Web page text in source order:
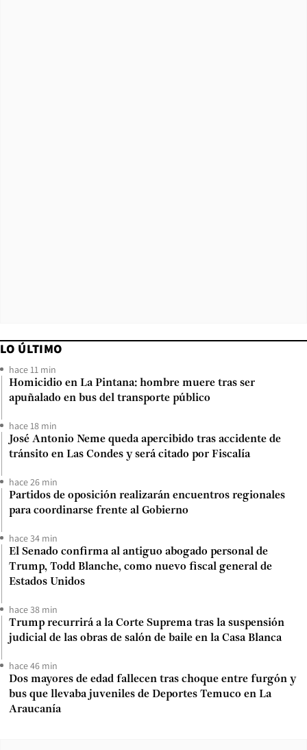
LO ÚLTIMO
hace 11 min
Homicidio en La Pintana: hombre muere tras ser
apuñalado en bus del transporte público
hace 18 min
José Antonio Neme queda apercibido tras accidente de
tránsito en Las Condes y será citado por Fiscalía
hace 26 min
Partidos de oposición realizarán encuentros regionales
para coordinarse frente al Gobierno
hace 34 min
El Senado confirma al antiguo abogado personal de
Trump, Todd Blanche, como nuevo fiscal general de
Estados Unidos
hace 38 min
Trump recurrirá a la Corte Suprema tras la suspensión
judicial de las obras de salón de baile en la Casa Blanca
hace 46 min
Dos mayores de edad fallecen tras choque entre furgón y
bus que llevaba juveniles de Deportes Temuco en La
Araucanía